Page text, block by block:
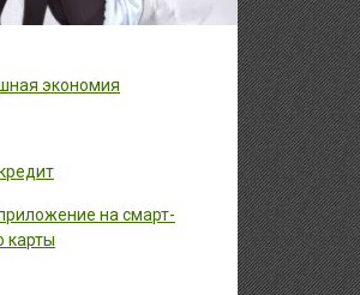
экономия
на смарт-
карты